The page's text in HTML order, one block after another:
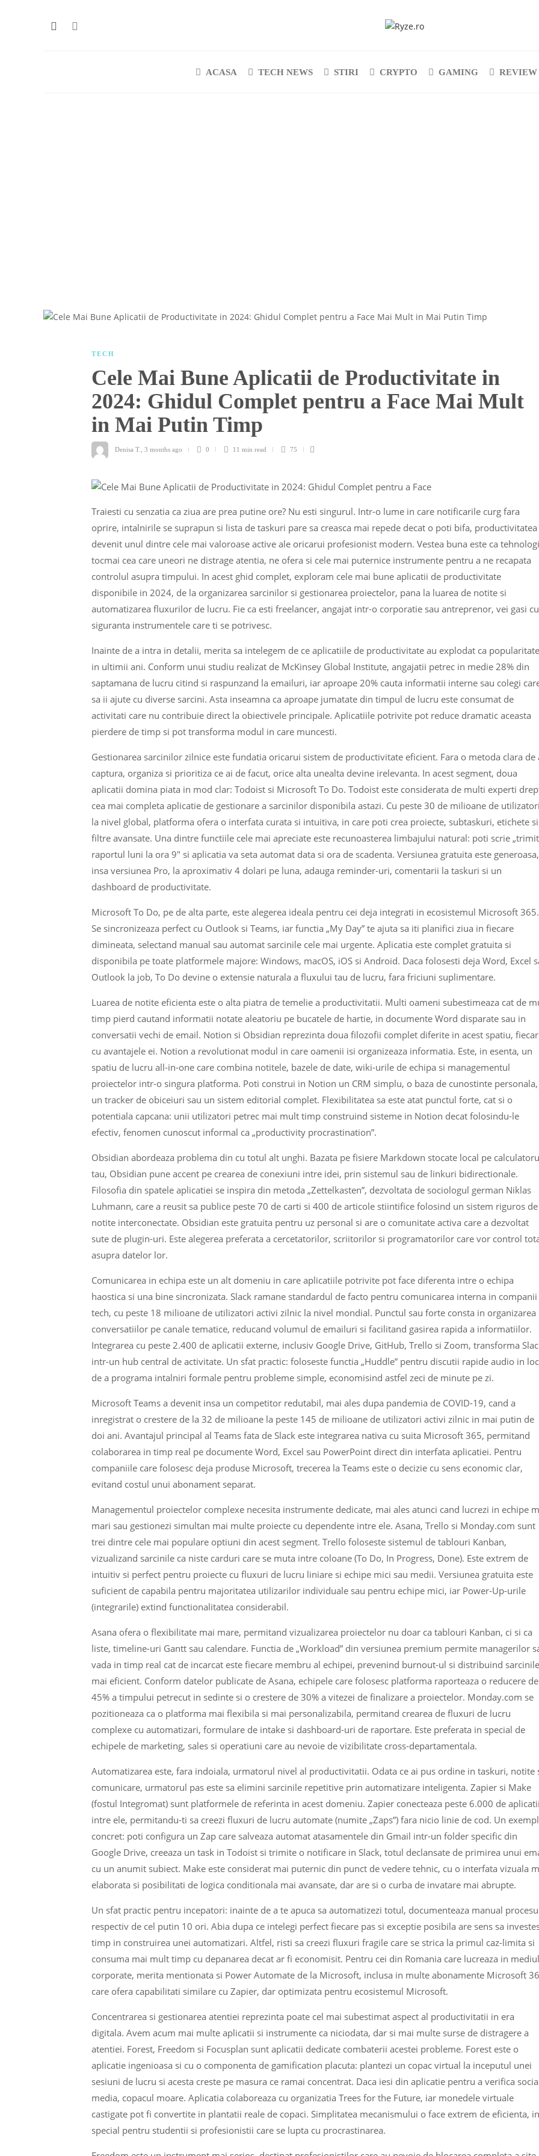
ACASA TECH NEWS STIRI CRYPTO GAMING REVIEW
TECH
Cele Mai Bune Aplicatii de Productivitate in
2024: Ghidul Complet pentru a Face Mai Mult
in Mai Putin Timp
Denisa T. 3 months ago 0 11 min read 75
Traiesti cu senzatia ca ziua are prea putine ore? Nu esti singurul. Intr-o lume in care notificarile curg fara
oprire, intalnirile se suprapun si lista de taskuri pare sa creasca mai repede decat o poti bifa, productivitatea
devenit unul dintre cele mai valoroase active ale oricarui profesionist modern. Vestea buna este ca
tocmai cea care uneori ne distrage atentia, ne ofera si cele mai puternice instrumente pentru a ne recapata
controlul asupra timpului. In acest ghid complet, exploram cele mai bune aplicatii de productivitate
disponibile in 2024, de la organizarea sarcinilor si gestionarea proiectelor, pana la luarea de notite si
automatizarea fluxurilor de lucru. Fie ca esti freelancer, angajat intr-o corporatie sau antreprenor, vei gasi cu
siguranta instrumentele care ti se potrivesc.
Inainte de a intra in detalii, merita sa intelegem de ce aplicatiile de productivitate au explodat ca popularitate
in ultimii ani. Conform unui studiu realizat de McKinsey Global Institute, angajatii petrec in medie 28% din
saptamana de lucru citind si raspunzand la emailuri, iar aproape 20% cauta informatii interne sau colegi
sa ii ajute cu diverse sarcini. Asta inseamna ca aproape jumatate din timpul de lucru este consumat de
activitati care nu contribuie direct la obiectivele principale. Aplicatiile potrivite pot reduce dramatic aceasta
pierdere de timp si pot transforma modul in care muncesti.
Gestionarea sarcinilor zilnice este fundatia oricarui sistem de productivitate eficient. Fara o metoda clara de
captura, organiza si prioritiza ce ai de facut, orice alta unealta devine irelevanta. In acest segment, doua
aplicatii domina piata in mod clar: Todoist si Microsoft To Do. Todoist este considerata de multi experti
cea mai completa aplicatie de gestionare a sarcinilor disponibila astazi. Cu peste 30 de milioane de
la nivel global, platforma ofera o interfata curata si intuitiva, in care poti crea proiecte, subtaskuri, etichete si
filtre avansate. Una dintre functiile cele mai apreciate este recunoasterea limbajului natural: poti scrie
raportul luni la ora 9″ si aplicatia va seta automat data si ora de scadenta. Versiunea gratuita este generoasa,
insa versiunea Pro, la aproximativ 4 dolari pe luna, adauga reminder-uri, comentarii la taskuri si un
dashboard de productivitate.
Microsoft To Do, pe de alta parte, este alegerea ideala pentru cei deja integrati in ecosistemul Microsoft 365.
Se sincronizeaza perfect cu Outlook si Teams, iar functia „My Day” te ajuta sa iti planifici ziua in fiecare
dimineata, selectand manual sau automat sarcinile cele mai urgente. Aplicatia este complet gratuita si
disponibila pe toate platformele majore: Windows, macOS, iOS si Android. Daca folosesti deja Word, Excel
Outlook la job, To Do devine o extensie naturala a fluxului tau de lucru, fara friciuni suplimentare.
Luarea de notite eficienta este o alta piatra de temelie a productivitatii. Multi oameni subestimeaza cat de
timp pierd cautand informatii notate aleatoriu pe bucatele de hartie, in documente Word disparate sau in
conversatii vechi de email. Notion si Obsidian reprezinta doua filozofii complet diferite in acest spatiu,
cu avantajele ei. Notion a revolutionat modul in care oamenii isi organizeaza informatia. Este, in esenta, un
spatiu de lucru all-in-one care combina notitele, bazele de date, wiki-urile de echipa si managementul
proiectelor intr-o singura platforma. Poti construi in Notion un CRM simplu, o baza de cunostinte personala,
un tracker de obiceiuri sau un sistem editorial complet. Flexibilitatea sa este atat punctul forte, cat si o
potentiala capcana: unii utilizatori petrec mai mult timp construind sisteme in Notion decat folosindu-le
efectiv, fenomen cunoscut informal ca „productivity procrastination”.
Obsidian abordeaza problema din cu totul alt unghi. Bazata pe fisiere Markdown stocate local pe
tau, Obsidian pune accent pe crearea de conexiuni intre idei, prin sistemul sau de linkuri bidirectionale.
Filosofia din spatele aplicatiei se inspira din metoda „Zettelkasten”, dezvoltata de sociologul german Niklas
Luhmann, care a reusit sa publice peste 70 de carti si 400 de articole stiintifice folosind un sistem riguros de
notite interconectate. Obsidian este gratuita pentru uz personal si are o comunitate activa care a dezvoltat
sute de plugin-uri. Este alegerea preferata a cercetatorilor, scriitorilor si programatorilor care vor control
asupra datelor lor.
Comunicarea in echipa este un alt domeniu in care aplicatiile potrivite pot face diferenta intre o echipa
haostica si una bine sincronizata. Slack ramane standardul de facto pentru comunicarea interna in companii
tech, cu peste 18 milioane de utilizatori activi zilnic la nivel mondial. Punctul sau forte consta in organizarea
conversatiilor pe canale tematice, reducand volumul de emailuri si facilitand gasirea rapida a informatiilor.
Integrarea cu peste 2.400 de aplicatii externe, inclusiv Google Drive, GitHub, Trello si Zoom, transforma
intr-un hub central de activitate. Un sfat practic: foloseste functia „Huddle” pentru discutii rapide audio in loc
de a programa intalniri formale pentru probleme simple, economisind astfel zeci de minute pe zi.
Microsoft Teams a devenit insa un competitor redutabil, mai ales dupa pandemia de COVID-19, cand a
inregistrat o crestere de la 32 de milioane la peste 145 de milioane de utilizatori activi zilnic in mai putin de
doi ani. Avantajul principal al Teams fata de Slack este integrarea nativa cu suita Microsoft 365, permitand
colaborarea in timp real pe documente Word, Excel sau PowerPoint direct din interfata aplicatiei. Pentru
companiile care folosesc deja produse Microsoft, trecerea la Teams este o decizie cu sens economic clar,
evitand costul unui abonament separat.
Managementul proiectelor complexe necesita instrumente dedicate, mai ales atunci cand lucrezi in echipe
mari sau gestionezi simultan mai multe proiecte cu dependente intre ele. Asana, Trello si Monday.com sunt
trei dintre cele mai populare optiuni din acest segment. Trello foloseste sistemul de tablouri Kanban,
vizualizand sarcinile ca niste carduri care se muta intre coloane (To Do, In Progress, Done). Este extrem de
intuitiv si perfect pentru proiecte cu fluxuri de lucru liniare si echipe mici sau medii. Versiunea gratuita este
suficient de capabila pentru majoritatea utilizarilor individuale sau pentru echipe mici, iar Power-Up-urile
(integrarile) extind functionalitatea considerabil.
Asana ofera o flexibilitate mai mare, permitand vizualizarea proiectelor nu doar ca tablouri Kanban, ci si ca
liste, timeline-uri Gantt sau calendare. Functia de „Workload” din versiunea premium permite managerilor
vada in timp real cat de incarcat este fiecare membru al echipei, prevenind burnout-ul si distribuind sarcinile
mai eficient. Conform datelor publicate de Asana, echipele care folosesc platforma raporteaza o reducere de
45% a timpului petrecut in sedinte si o crestere de 30% a vitezei de finalizare a proiectelor. Monday.com se
pozitioneaza ca o platforma mai flexibila si mai personalizabila, permitand crearea de fluxuri de lucru
complexe cu automatizari, formulare de intake si dashboard-uri de raportare. Este preferata in special de
echipele de marketing, sales si operatiuni care au nevoie de vizibilitate cross-departamentala.
Automatizarea este, fara indoiala, urmatorul nivel al productivitatii. Odata ce ai pus ordine in taskuri, notite
comunicare, urmatorul pas este sa elimini sarcinile repetitive prin automatizare inteligenta. Zapier si Make
(fostul Integromat) sunt platformele de referinta in acest domeniu. Zapier conecteaza peste 6.000 de
intre ele, permitandu-ti sa creezi fluxuri de lucru automate (numite „Zaps”) fara nicio linie de cod. Un
concret: poti configura un Zap care salveaza automat atasamentele din Gmail intr-un folder specific din
Google Drive, creeaza un task in Todoist si trimite o notificare in Slack, totul declansate de primirea unui
cu un anumit subiect. Make este considerat mai puternic din punct de vedere tehnic, cu o interfata vizuala
elaborata si posibilitati de logica conditionala mai avansate, dar are si o curba de invatare mai abrupte.
Un sfat practic pentru incepatori: inainte de a te apuca sa automatizezi totul, documenteaza manual
respectiv de cel putin 10 ori. Abia dupa ce intelegi perfect fiecare pas si exceptie posibila are sens sa
timp in construirea unei automatizari. Altfel, risti sa creezi fluxuri fragile care se strica la primul caz-limita si
consuma mai mult timp cu depanarea decat ar fi economisit. Pentru cei din Romania care lucreaza in mediul
corporate, merita mentionata si Power Automate de la Microsoft, inclusa in multe abonamente Microsoft
care ofera capabilitati similare cu Zapier, dar optimizata pentru ecosistemul Microsoft.
Concentrarea si gestionarea atentiei reprezinta poate cel mai subestimat aspect al productivitatii in era
digitala. Avem acum mai multe aplicatii si instrumente ca niciodata, dar si mai multe surse de distragere a
atentiei. Forest, Freedom si Focusplan sunt aplicatii dedicate combaterii acestei probleme. Forest este o
aplicatie ingenioasa si cu o componenta de gamification placuta: plantezi un copac virtual la inceputul unei
sesiuni de lucru si acesta creste pe masura ce ramai concentrat. Daca iesi din aplicatie pentru a verifica
media, copacul moare. Aplicatia colaboreaza cu organizatia Trees for the Future, iar monedele virtuale
castigate pot fi convertite in plantatii reale de copaci. Simplitatea mecanismului o face extrem de eficienta, in
special pentru studentii si profesionistii care se lupta cu procrastinarea.